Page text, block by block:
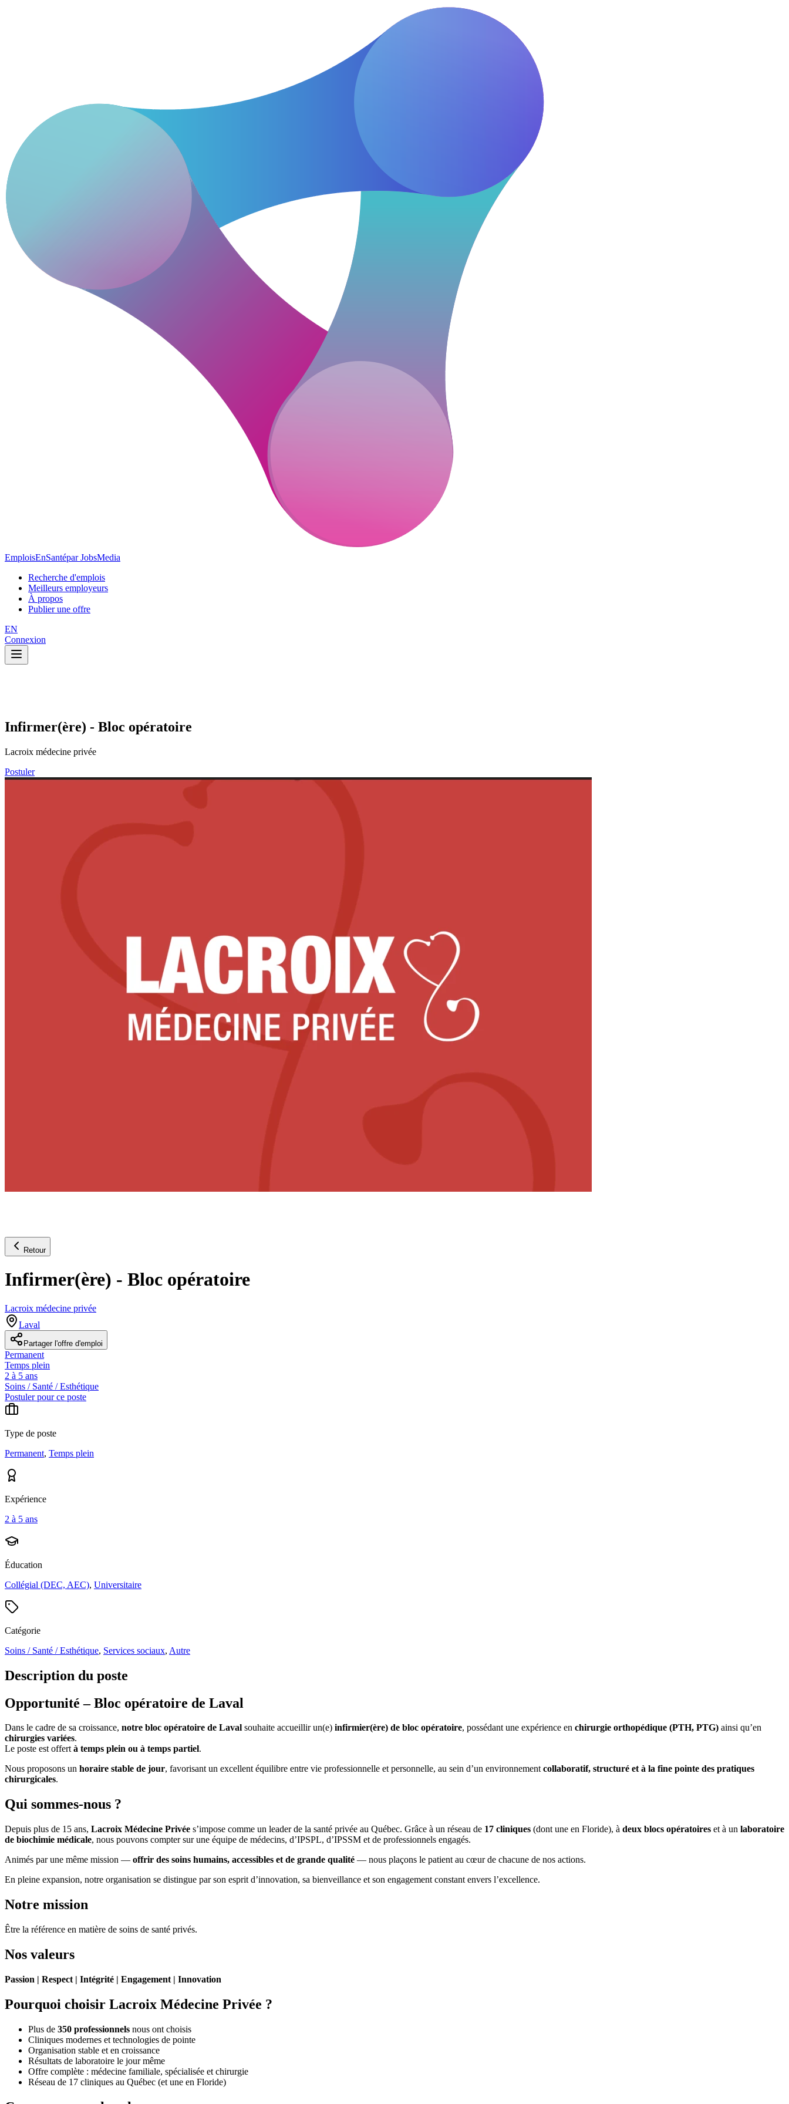
EmploisEnSantépar JobsMedia
Recherche d'emplois
Meilleurs employeurs
À propos
Publier une offre
EN
Connexion
Infirmer(ère) - Bloc opératoire
Lacroix médecine privée
Postuler
Retour
Infirmer(ère) - Bloc opératoire
Lacroix médecine privée
Laval
Partager l'offre d'emploi
Permanent
Temps plein
2 à 5 ans
Soins / Santé / Esthétique
Postuler pour ce poste
Type de poste
Permanent, Temps plein
Expérience
2 à 5 ans
Éducation
Collégial (DEC, AEC), Universitaire
Catégorie
Soins / Santé / Esthétique, Services sociaux, Autre
Description du poste
Opportunité – Bloc opératoire de Laval
Dans le cadre de sa croissance, notre bloc opératoire de Laval souhaite accueillir un(e) infirmier(ère) de bloc opératoire, possédant une expérience en chirurgie orthopédique (PTH, PTG) ainsi qu’en
chirurgies variées.
Le poste est offertà temps plein ou à temps partiel.
Nous proposons un horaire stable de jour, favorisant un excellent équilibre entre vie professionnelle et personnelle, au sein d’un environnementcollaboratif, structuré et à la fine pointe des pratiques
chirurgicales.
Qui sommes-nous ?
Depuis plus de 15 ans, Lacroix Médecine Privée s’impose comme un leader de la santé privée au Québec. Grâce à un réseau de 17 cliniques (dont une en Floride), à deux blocs opératoires et à un laboratoire
de biochimie médicale, nous pouvons compter sur une équipe de médecins, d’IPSPL, d’IPSSM et de professionnels engagés.
Animés par une même mission — offrir des soins humains, accessibles et de grande qualité — nous plaçons le patient au cœur de chacune de nos actions.
En pleine expansion, notre organisation se distingue par son esprit d’innovation, sa bienveillance et son engagement constant envers l’excellence.
Notre mission
Être la référence en matière de soins de santé privés.
Nos valeurs
Passion | Respect | Intégrité | Engagement | Innovation
Pourquoi choisir Lacroix Médecine Privée ?
Plus de 350 professionnels nous ont choisis
Cliniques modernes et technologies de pointe
Organisation stable et en croissance
Résultats de laboratoire le jour même
Offre complète : médecine familiale, spécialisée et chirurgie
Réseau de 17 cliniques au Québec (et une en Floride)